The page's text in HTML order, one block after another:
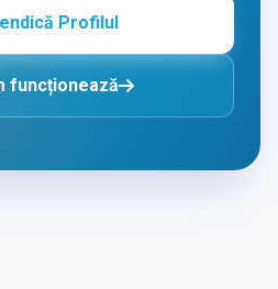
Profilul
funcționează